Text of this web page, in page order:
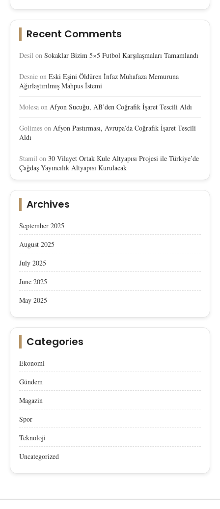
Recent Comments
Desil on Sokaklar Bizim 5×5 Futbol Karşılaşmaları Tamamlandı
Desnie on Eski Eşini Öldüren İnfaz Muhafaza Memuruna
Ağırlaştırılmış Mahpus İstemi
Molesa on Afyon Sucuğu, AB’den Coğrafik İşaret Tescili Aldı
Golimes on Afyon Pastırması, Avrupa’da Coğrafik İşaret Tescili
Aldı
Stamil on 30 Vilayet Ortak Kule Altyapısı Projesi ile Türkiye’de
Çağdaş Yayıncılık Altyapısı Kurulacak
Archives
September 2025
August 2025
July 2025
June 2025
May 2025
Categories
Ekonomi
Gündem
Magazin
Spor
Teknoloji
Uncategorized